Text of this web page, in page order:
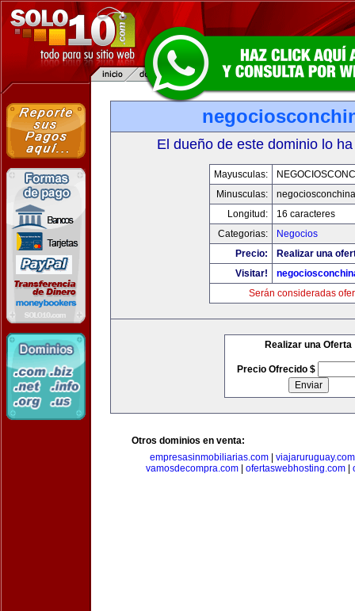
El dueño de este dominio lo
Mayusculas:
Minusculas:
Longitud:
16 caracteres
Categorias:
Negocios
Precio:
Realizar una
Visitar!
Serán consideradas
Realizar una Oferta
Precio Ofrecido $
Otros dominios en venta:
empresasinmobiliarias.com
viajaruruguay.com
vamosdecompra.com| ofertaswebhosting.com|